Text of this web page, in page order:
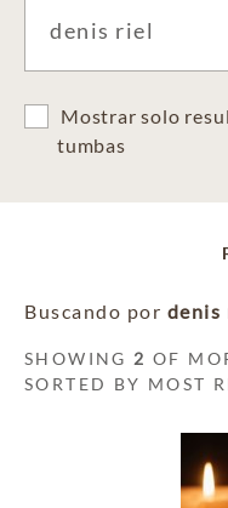
Mostrar solo
tumbas
Buscando por denis
SHOWING 2 OF
SORTED BY MOST